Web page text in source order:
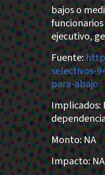
bajos o
ejecutivo,
Fuente:
selectivos-
para-abajo
Implicados:
Monto: NA
Impacto: NA